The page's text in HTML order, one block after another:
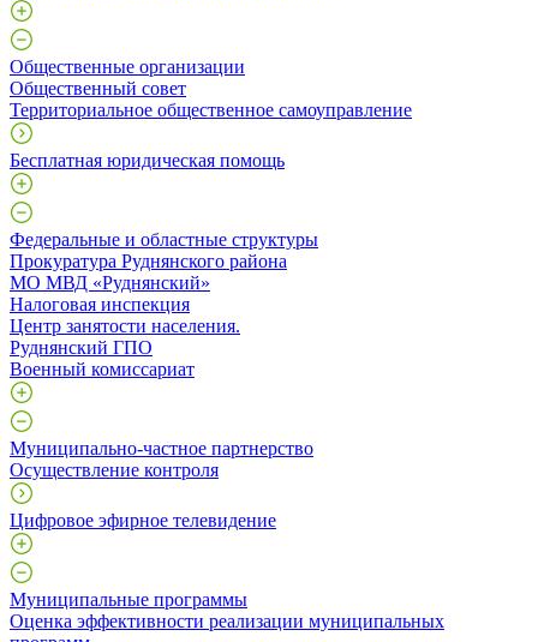
Общественные организации
Общественный совет
Территориальное общественное самоуправление
Бесплатная юридическая помощь
Федеральные и областные структуры
Прокуратура Руднянского района
МО МВД «Руднянский»
Налоговая инспекция
Центр занятости населения.
Руднянский ГПО
Военный комиссариат
Муниципально-частное партнерство
Осуществление контроля
Цифровое эфирное телевидение
Муниципальные программы
Оценка эффективности реализации муниципальных